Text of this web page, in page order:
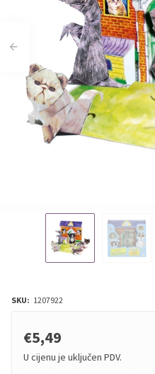
SKU: 1207922
€5,49
U cijenu je uključen PDV.